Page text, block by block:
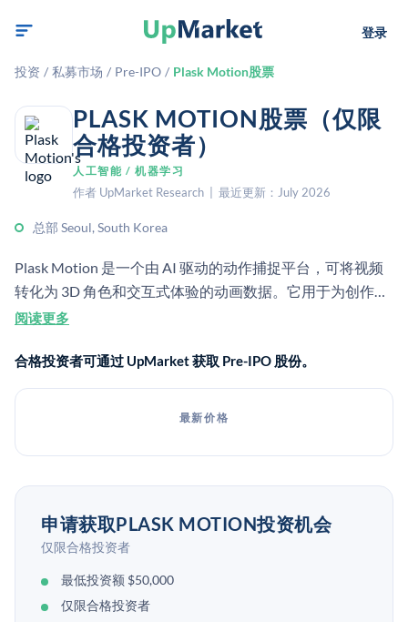
登录
投资 / 私募市场 / Pre-IPO / Plask Motion股票
PLASK MOTION股票（仅限
合格投资者）
人工智能 / 机器学习
作者 UpMarket Research | 最近更新：July 2026
总部 Seoul, South Korea
Plask Motion 是一个由 AI 驱动的动作捕捉平台，可将视频
转化为 3D 角色和交互式体验的动画数据。它用于为创作者
和开发者提取、重定向和编辑动作。
阅读更多
合格投资者可通过 UpMarket 获取 Pre-IPO 股份。
最新价格
申请获取PLASK MOTION投资机会
仅限合格投资者
最低投资额 $50,000
仅限合格投资者